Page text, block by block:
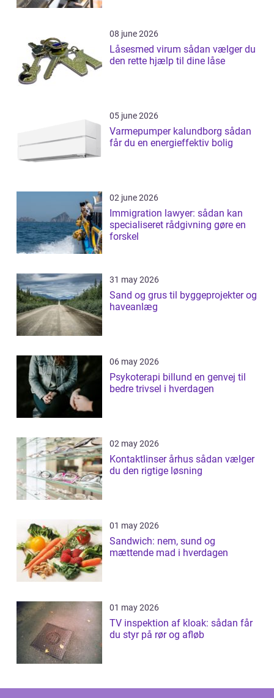
08 june 2026
Låsesmed virum sådan vælger du
den rette hjælp til dine låse
05 june 2026
Varmepumper kalundborg sådan
får du en energieffektiv bolig
02 june 2026
Immigration lawyer: sådan kan
specialiseret rådgivning gøre en
forskel
31 may 2026
Sand og grus til byggeprojekter og
haveanlæg
06 may 2026
Psykoterapi billund en genvej til
bedre trivsel i hverdagen
02 may 2026
Kontaktlinser århus sådan vælger
du den rigtige løsning
01 may 2026
Sandwich: nem, sund og
mættende mad i hverdagen
01 may 2026
TV inspektion af kloak: sådan får
du styr på rør og afløb